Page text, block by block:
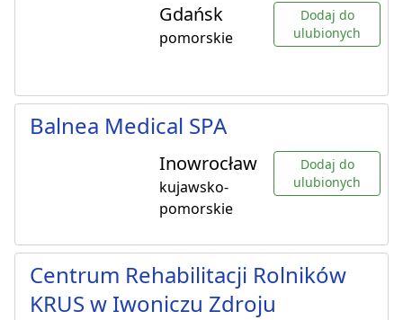
Gdańsk
pomorskie
Dodaj do
ulubionych
Balnea Medical SPA
Inowrocław
kujawsko-
pomorskie
Dodaj do
ulubionych
Centrum Rehabilitacji Rolników
KRUS w Iwoniczu Zdroju